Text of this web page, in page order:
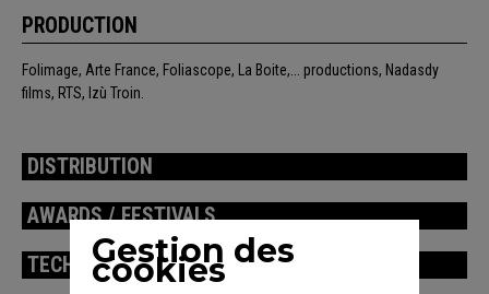
PRODUCTION
Folimage, Arte France, Foliascope, La Boite,... productions, Nadasdy
films, RTS, Izù Troin.
DISTRIBUTION
AWARDS / FESTIVALS
TECHNICAL INFORMATION
Gestion des
cookies